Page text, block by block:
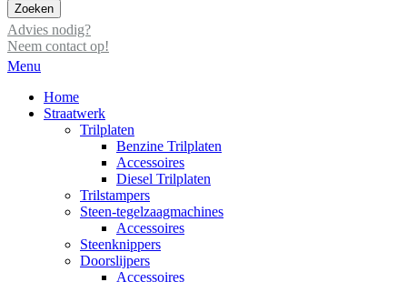
Zoeken
Advies nodig?
Neem contact op!
Menu
Home
Straatwerk
Trilplaten
Benzine Trilplaten
Accessoires
Diesel Trilplaten
Trilstampers
Steen-tegelzaagmachines
Accessoires
Steenknippers
Doorslijpers
Accessoires